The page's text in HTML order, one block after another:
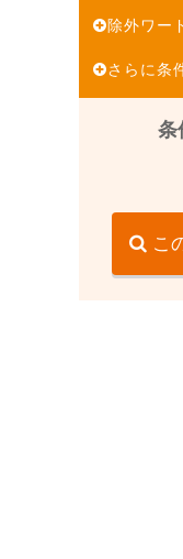
除外ワー
さらに条
条
こ